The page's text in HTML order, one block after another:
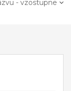
- vzostupne